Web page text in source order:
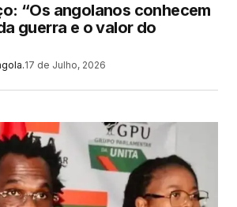
“Os angolanos conhecem
guerra e o valor do
17 de Julho, 2026